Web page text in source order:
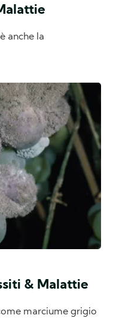
anche la
& Malattie
marciume grigio